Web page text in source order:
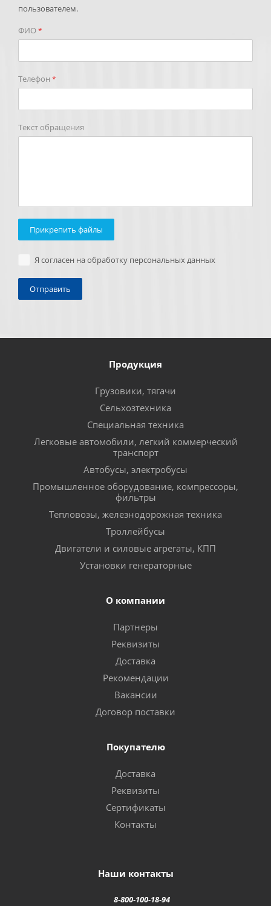
пользователем.
ФИО*
Телефон *
Текст обращения
Прикрепить файлы
Я согласен на обработку персональных данных
Продукция
Грузовики, тягачи
Сельхозтехника
Специальная техника
Легковые автомобили, легкий коммерческий
транспорт
Автобусы, электробусы
Промышленное оборудование, компрессоры,
фильтры
Тепловозы, железнодорожная техника
Троллейбусы
Двигатели и силовые агрегаты, КПП
Установки генераторные
О компании
Партнеры
Реквизиты
Доставка
Рекомендации
Вакансии
Договор поставки
Покупателю
Доставка
Реквизиты
Сертификаты
Контакты
Наши контакты
8-800-100-18-94